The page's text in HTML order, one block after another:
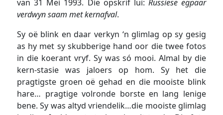
van 31 Mei 1993. Die opskrif lui: Russiese egpaar
verdwyn saam met kernafval.
Sy oë blink en daar verkyn ‘n glimlag op sy gesig
as hy met sy skubberige hand oor die twee fotos
in die koerant vryf. Sy was só mooi. Almal by die
kern-stasie was jaloers op hom. Sy het die
pragtigste groen oë gehad en die mooiste blink
hare… pragtige volronde borste en lang lenige
bene. Sy was altyd vriendelik…die mooiste glimlag